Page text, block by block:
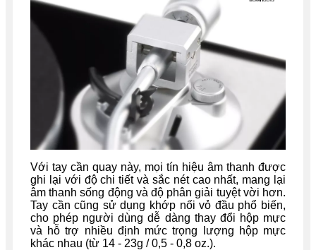
Với tay cần quay này, mọi tín hiệu âm thanh được
ghi lại với độ chi tiết và sắc nét cao nhất, mang lại
âm thanh sống động và độ phân giải tuyệt vời hơn.
Tay cần cũng sử dụng khớp nối vỏ đầu phổ biến,
cho phép người dùng dễ dàng thay đổi hộp mực
và hỗ trợ nhiều định mức trọng lượng hộp mực
khác nhau (từ 14 - 23g / 0,5 - 0,8 oz.).